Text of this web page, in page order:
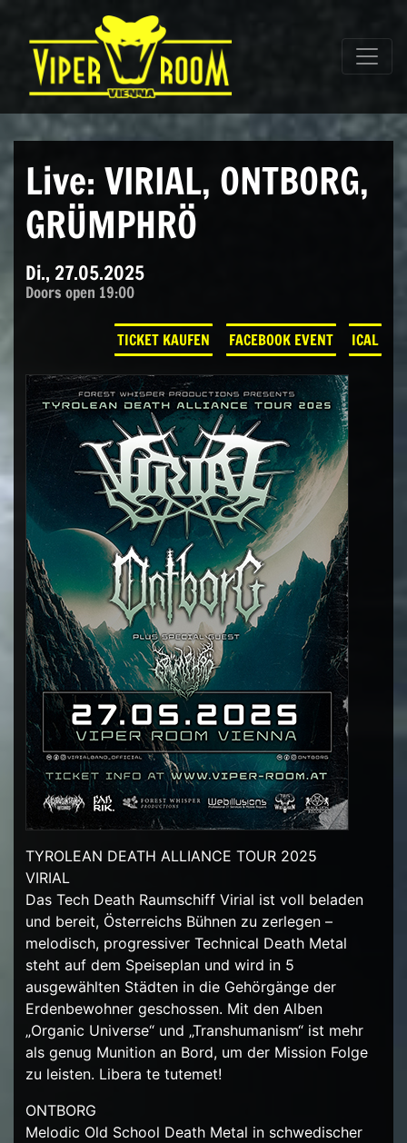
Hauptnavigation
Live: VIRIAL, ONTBORG,
GRÜMPHRÖ
Di., 27.05.2025
Doors open 19:00
TICKET KAUFEN FACEBOOK EVENT ICAL
TYROLEAN DEATH ALLIANCE TOUR 2025
VIRIAL
Das Tech Death Raumschiff Virial ist voll beladen
und bereit, Österreichs Bühnen zu zerlegen –
melodisch, progressiver Technical Death Metal
steht auf dem Speiseplan und wird in 5
ausgewählten Städten in die Gehörgänge der
Erdenbewohner geschossen. Mit den Alben
„Organic Universe“ und „Transhumanism“ ist mehr
als genug Munition an Bord, um der Mission Folge
zu leisten. Libera te tutemet!
ONTBORG
Melodic Old School Death Metal in schwedischer